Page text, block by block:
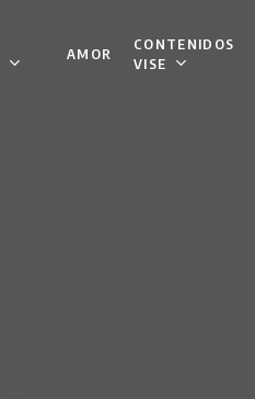
AMOR
CONTENIDOS
VISE